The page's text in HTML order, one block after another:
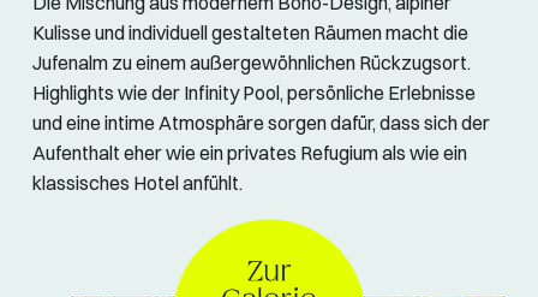
Kulisse und individuell gestalteten Räumen macht die
Jufenalm zu einem außergewöhnlichen Rückzugsort.
Highlights wie der Infinity Pool, persönliche Erlebnisse
und eine intime Atmosphäre sorgen dafür, dass sich der
Aufenthalt eher wie ein privates Refugium als wie ein
klassisches Hotel anfühlt.